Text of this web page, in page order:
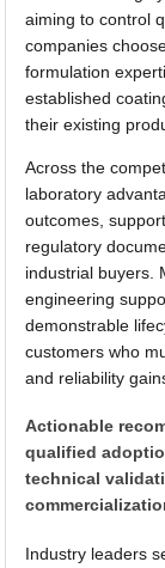
aiming to control
companies
formulation
established
their existing
Across the
laboratory
outcomes,
regulatory
industrial buyers.
engineering
demonstrable
customers who
and reliability
Actionable
qualified
technical
Industry leaders